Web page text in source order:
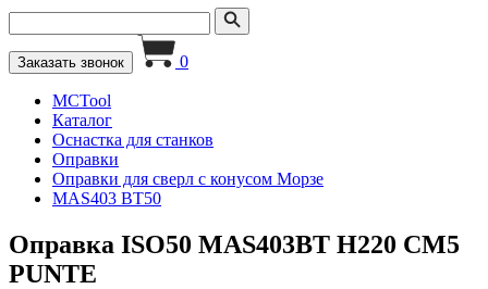
Заказать звонок 0
MCTool
Каталог
Оснастка для станков
Оправки
Оправки для сверл с конусом Морзе
MAS403 BT50
Оправка ISO50 MAS403BT H220 CM5
PUNTE